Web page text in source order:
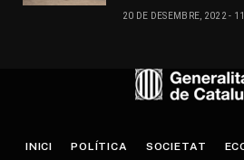
20 DE DESEMBRE, 2022 -
INICI POLÍTICA SOCIETAT